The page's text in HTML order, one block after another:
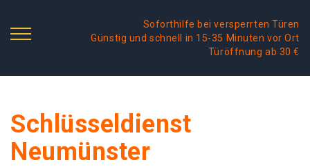
Soforthilfe bei versperrten Türen
Günstig und schnell in 15-35 Minuten vor Ort
Türöffnung ab 30 €
Schlüsseldienst
Neumünster